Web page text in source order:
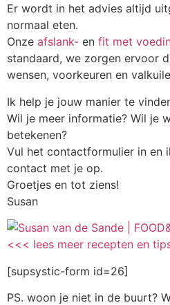
Er wordt in het advies altijd
normaal eten.
Onze afslank- en fit met
standaard, we zorgen ervoor
wensen, voorkeuren en
Ik help je jouw manier te
Wil je meer informatie? Wil je
betekenen?
Vul het contactformulier in en
contact met je op.
Groetjes en tot ziens!
Susan
<<< lees meer recepten en
[supsystic-form id=26]
PS. woon je niet in de buurt?